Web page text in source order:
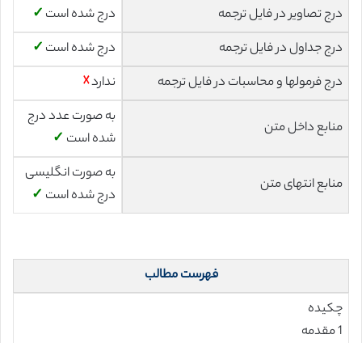
درج تصاویر در فایل ترجمه
درج شده است ✓
درج جداول در فایل ترجمه
درج شده است ✓
درج فرمولها و محاسبات در فایل ترجمه
ندارد☓
منابع داخل متن
به صورت عدد درج
شده است ✓
منابع انتهای متن
به صورت انگلیسی
درج شده است ✓
فهرست مطالب
چکیده
1 مقدمه